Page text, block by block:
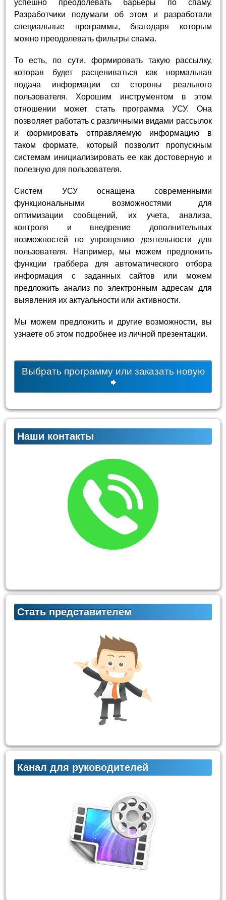
успешно преодолевать барьеры по спаму.
Разработчики подумали об этом и разработали
специальные программы, благодаря которым
можно преодолевать фильтры спама.
То есть, по сути, формировать такую рассылку,
которая будет расцениваться как нормальная
подача информации со стороны реального
пользователя. Хорошим инструментом в этом
отношении может стать программа УСУ. Она
позволяет работать с различными видами рассылок
и формировать отправляемую информацию в
таком формате, который позволит пропускным
системам инициализировать ее как достоверную и
полезную для пользователя.
Систем УСУ оснащена современными
функциональными возможностями для
оптимизации сообщений, их учета, анализа,
контроля и внедрение дополнительных
возможностей по упрощению деятельности для
пользователя. Например, мы можем предложить
функции граббера для автоматического отбора
информация с заданных сайтов или можем
предложить анализ по электронным адресам для
выявления их актуальности или активности.
Мы можем предложить и другие возможности, вы
узнаете об этом подробнее из личной презентации.
Выбрать программу или заказать новую
Наши контакты
Стать представителем
Канал для руководителей